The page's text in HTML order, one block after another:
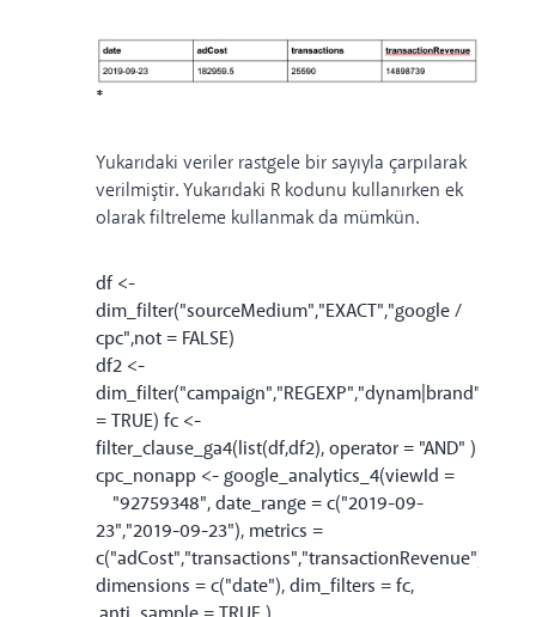
*
Yukarıdaki veriler rastgele bir sayıyla çarpılarak
verilmiştir. Yukarıdaki R kodunu kullanırken ek
olarak filtreleme kullanmak da mümkün.
df <-
dim_filter("sourceMedium","EXACT","google /
cpc",not = FALSE)
df2 <-
dim_filter("campaign","REGEXP","dynam|brand",not
= TRUE) fc <-
filter_clause_ga4(list(df,df2), operator = "AND" )
cpc_nonapp <- google_analytics_4(viewId =
"92759348", date_range = c("2019-09-
23","2019-09-23"), metrics =
c("adCost","transactions","transactionRevenue"),
dimensions = c("date"), dim_filters = fc,